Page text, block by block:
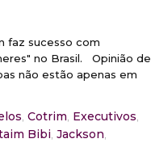
faz sucesso com
no Brasil. Opinião de
não estão apenas em
Cotrim Executivos
Bibi Jackson